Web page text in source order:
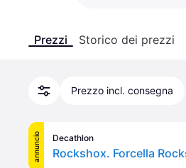
Prezzi Storico dei prezzi
Prezzo incl. consegna
annuncio Decathlon